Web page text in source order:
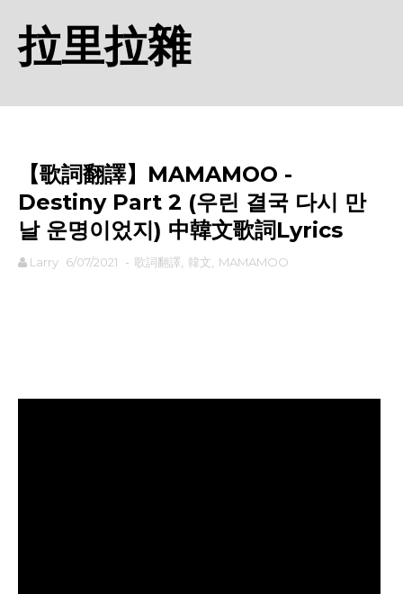
拉里拉雜
【歌詞翻譯】MAMAMOO -
Destiny Part 2 (우린 결국 다시 만
날 운명이었지) 中韓文歌詞Lyrics
Larry 6/07/2021 - 歌詞翻譯 韓文 MAMAMOO